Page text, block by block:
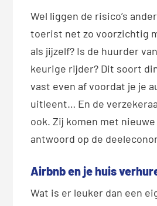
Wel liggen de risico’s
toerist net zo voorzichtig
als jijzelf? Is de huurder
keurige rijder? Dit soort
vast even af voordat je je
uitleent… En de
ook. Zij komen met
antwoord op de
Airbnb en je huis
Wat is er leuker dan een